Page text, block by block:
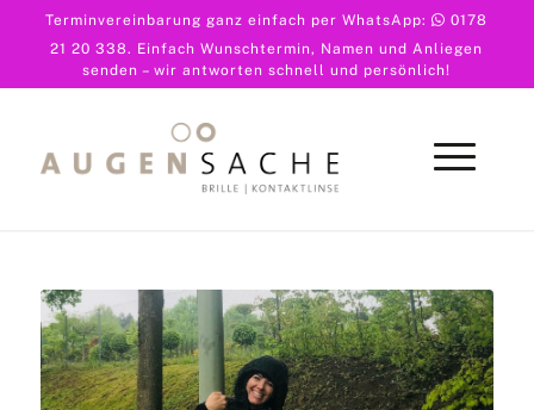
Terminvereinbarung ganz einfach per WhatsApp:
0178
21 20 338. Einfach Wunschtermin, Namen und Anliegen
senden – wir antworten schnell und persönlich!